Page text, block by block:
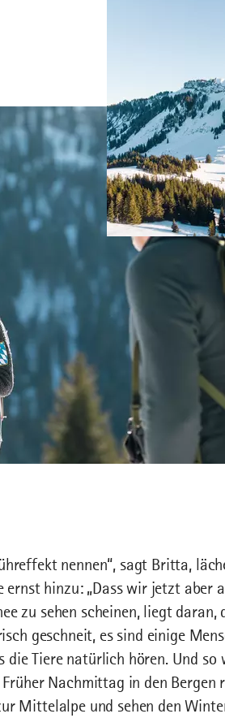
nennen“, sagt Britta,
ernst hinzu: „Dass wir jetzt aber
zu sehen scheinen, liegt daran,
geschneit, es sind einige
die Tiere natürlich hören. Und so
Nachmittag in den Bergen
Mittelalpe und sehen den